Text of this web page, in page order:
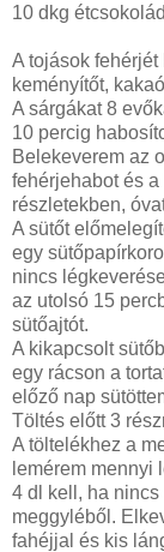
10 dkg
A tojások fehérjét
keményítőt,
A sárgákat 8
10 percig
Belekeverem az
fehérjehabot és
részletekben,
A sütőt
egy
nincs
az utolsó 15
sütőajtót.
A kikapcsolt
egy rácson a
előző nap
Töltés előtt 3
A töltelékhez a
lemérem mennyi
4 dl kell, ha
meggyléből.
fahéjjal és kis